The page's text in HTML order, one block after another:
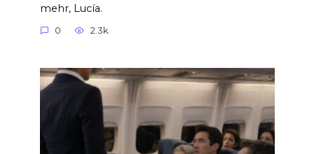
mehr, Lucía.
0 2.3k.